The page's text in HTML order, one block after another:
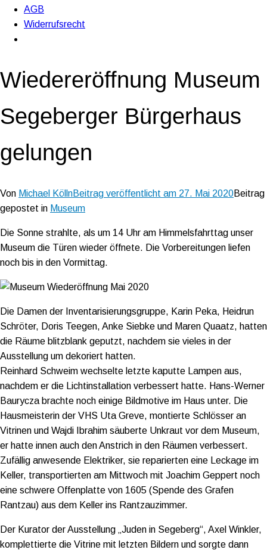
AGB
Widerrufsrecht
Wiedereröffnung Museum
Segeberger Bürgerhaus
gelungen
Von Michael KöllnBeitrag veröffentlicht am 27. Mai 2020Beitrag
gepostet in Museum
Die Sonne strahlte, als um 14 Uhr am Himmelsfahrttag unser
Museum die Türen wieder öffnete. Die Vorbereitungen liefen
noch bis in den Vormittag.
Die Damen der Inventarisierungsgruppe, Karin Peka, Heidrun
Schröter, Doris Teegen, Anke Siebke und Maren Quaatz, hatten
die Räume blitzblank geputzt, nachdem sie vieles in der
Ausstellung um dekoriert hatten.
Reinhard Schweim wechselte letzte kaputte Lampen aus,
nachdem er die Lichtinstallation verbessert hatte. Hans-Werner
Baurycza brachte noch einige Bildmotive im Haus unter. Die
Hausmeisterin der VHS Uta Greve, montierte Schlösser an
Vitrinen und Wajdi Ibrahim säuberte Unkraut vor dem Museum,
er hatte innen auch den Anstrich in den Räumen verbessert.
Zufällig anwesende Elektriker, sie reparierten eine Leckage im
Keller, transportierten am Mittwoch mit Joachim Geppert noch
eine schwere Offenplatte von 1605 (Spende des Grafen
Rantzau) aus dem Keller ins Rantzauzimmer.
Der Kurator der Ausstellung „Juden in Segeberg“, Axel Winkler,
komplettierte die Vitrine mit letzten Bildern und sorgte dann